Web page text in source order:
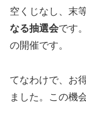
空くじなし、末
なる抽選会です
の開催です。
てなわけで、お
ました。この機